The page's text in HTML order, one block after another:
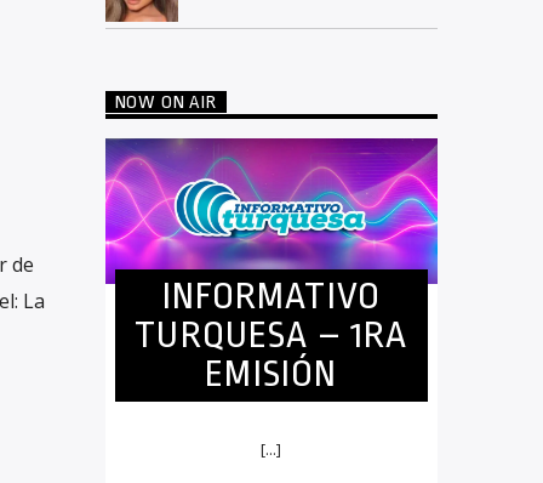
de
La
NOW ON AIR
INFORMATIVO
TURQUESA – 1RA
EMISIÓN
[...]